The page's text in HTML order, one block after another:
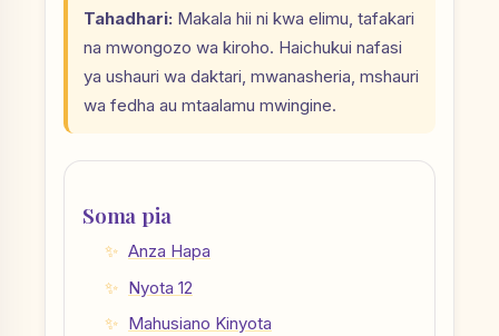
Tahadhari: Makala hii ni kwa elimu, tafakari
na mwongozo wa kiroho. Haichukui nafasi
ya ushauri wa daktari, mwanasheria, mshauri
wa fedha au mtaalamu mwingine.
Soma pia
Anza Hapa
Nyota 12
Mahusiano Kinyota